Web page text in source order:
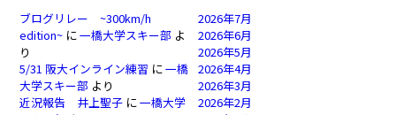
ブログリレー ~300km/h
edition~ に一橋大学スキー部 よ
り
5/31 阪大インライン練習 に一橋
大学スキー部 より
近況報告 井上聖子 に一橋大学
2026年7月
2026年6月
2026年5月
2026年4月
2026年3月
2026年2月